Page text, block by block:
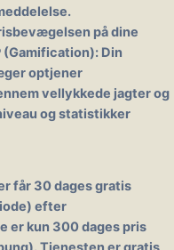
på dine
(Gamification): Din
optjener
vellykkede jagter og
og statistikker
får 30 dages gratis
efter
er kun 300 dages pris